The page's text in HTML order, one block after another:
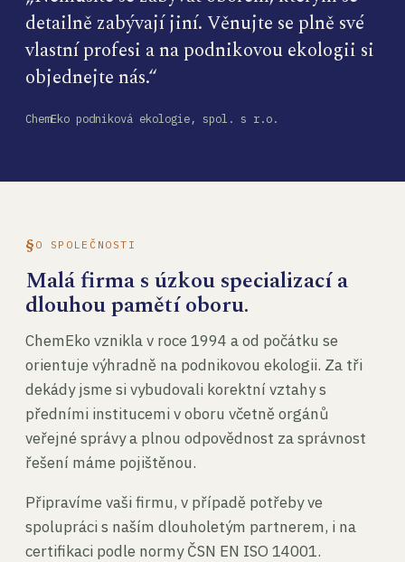
detailně zabývají jiní. Věnujte se plně své
vlastní profesi a na podnikovou ekologii si
objednejte nás.“
ChemEko podniková ekologie, spol. s r.o.
O SPOLEČNOSTI
Malá firma s úzkou specializací a
dlouhou pamětí oboru.
ChemEko vznikla v roce 1994 a od počátku se
orientuje výhradně na podnikovou ekologii. Za tři
dekády jsme si vybudovali korektní vztahy s
předními institucemi v oboru včetně orgánů
veřejné správy a plnou odpovědnost za správnost
řešení máme pojištěnou.
Připravíme vaši firmu, v případě potřeby ve
spolupráci s naším dlouholetým partnerem, i na
certifikaci podle normy ČSN EN ISO 14001.